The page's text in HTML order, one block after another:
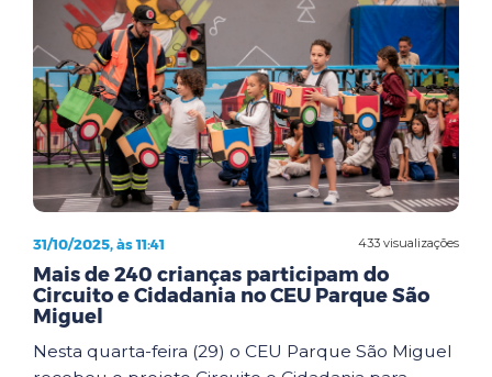
433 visualizações
31/10/2025, às 11:41
Mais de 240 crianças participam do
Circuito e Cidadania no CEU Parque São
Miguel
Nesta quarta-feira (29) o CEU Parque São Miguel